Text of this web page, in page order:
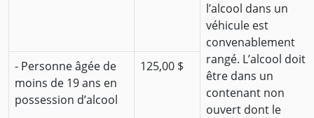
l’alcool dans un
véhicule est
convenablement
rangé. L’alcool doit
être dans un
contenant non
ouvert dont le
- Personne âgée de
moins de 19 ans en
possession d’alcool
125,00 $